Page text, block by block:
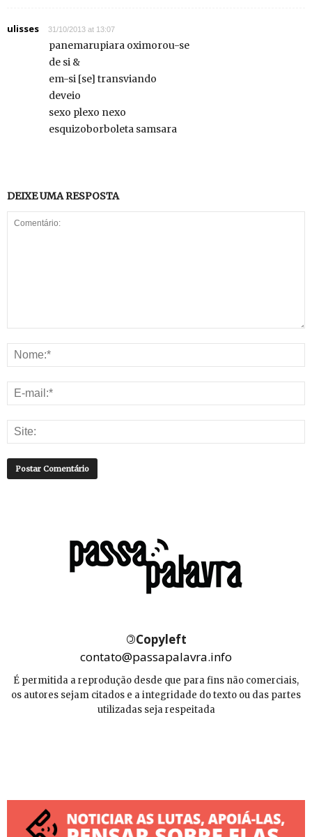
ulisses 31/10/2013 at 13:07
panemarupiara oximorou-se
de si &
em-si [se] transviando
deveio
sexo plexo nexo
esquizoborboleta samsara
DEIXE UMA RESPOSTA
©Copyleft
contato@passapalavra.info
É permitida a reprodução desde que para fins não comerciais,
os autores sejam citados e a integridade do texto ou das partes
utilizadas seja respeitada